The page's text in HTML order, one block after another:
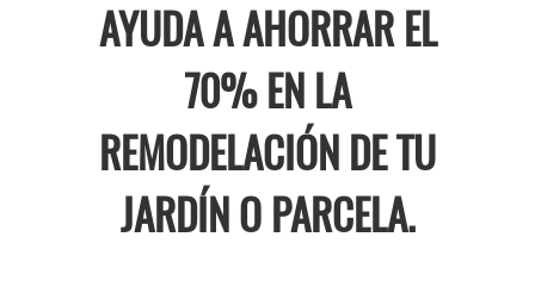
AYUDA A AHORRAR EL
70% EN LA
REMODELACIÓN DE TU
JARDÍN O PARCELA.